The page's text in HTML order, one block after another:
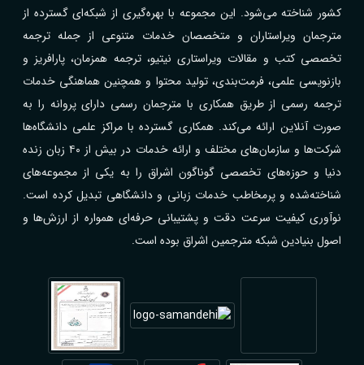
کشور شناخته می‌شود. این مجموعه با بهره‌گیری از شبکه‌ای گسترده از
مترجمان ویراستاران و متخصصان خدمات متنوعی از جمله ترجمه
تخصصی کتب و مقالات ویراستاری نیتیو، ترجمه همزمان، پارافریز و
بازنویسی علمی، فرمت‌بندی، تولید محتوا و همچنین هماهنگی خدمات
ترجمه رسمی از طریق همکاری با مترجمان رسمی دارای پروانه را به
صورت آنلاین ارائه می‌کند. همکاری گسترده با مراکز علمی دانشگاه‌ها
شرکت‌ها و سازمان‌های مختلف و ارائه خدمات در بیش از ۴۰ زبان زنده
دنیا و حوزه‌های تخصصی گوناگون اشراق را به یکی از مجموعه‌های
شناخته‌شده و پرمخاطب خدمات زبانی و دانشگاهی تبدیل کرده است.
نوآوری کیفیت سرعت دقت و پشتیبانی حرفه‌ای همواره از ارزش‌ها و
اصول بنیادین شبکه مترجمین اشراق بوده است.